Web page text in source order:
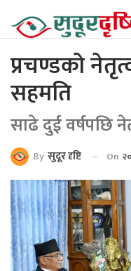
प्रचण्डको
सहमति
साढे दुई वर्षपछि
By सुदूर दृष्टि On